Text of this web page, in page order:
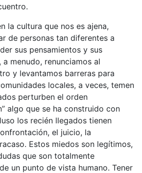
la cultura que nos es ajena,
de personas tan diferentes a
sus pensamientos y sus
a menudo, renunciamos al
y levantamos barreras para
locales, a veces, temen
perturben el orden
algo que se ha construido con
los recién llegados tienen
el juicio, la
Estos miedos son legítimos,
que son totalmente
un punto de vista humano. Tener